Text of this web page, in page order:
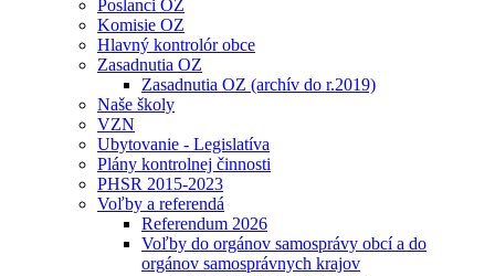
Poslanci OZ
Komisie OZ
Hlavný kontrolór obce
Zasadnutia OZ
Zasadnutia OZ (archív do r.2019)
Naše školy
VZN
Ubytovanie - Legislatíva
Plány kontrolnej činnosti
PHSR 2015-2023
Voľby a referendá
Referendum 2026
Voľby do orgánov samosprávy obcí a do
orgánov samosprávnych krajov